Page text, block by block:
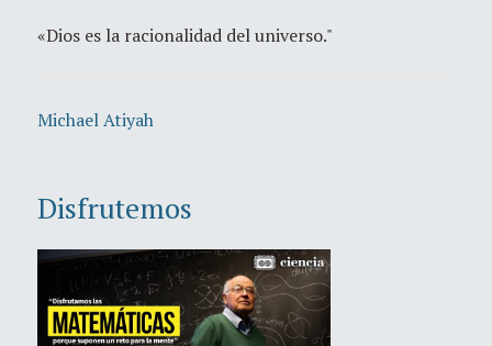
«Dios es la racionalidad del universo."
Michael Atiyah
Disfrutemos